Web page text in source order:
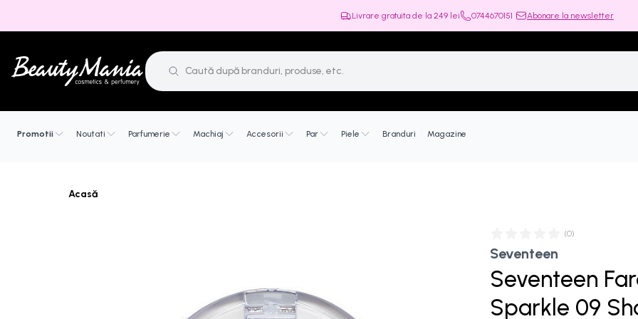
Livrare gratuita de la 249 lei 0744670151 Abonare la newsletter
Promotii Noutati Parfumerie Machiaj Accesorii Par Piele Branduri Magazine
Acasă
(0)
Seventeen
Seventeen
Sparkle 09